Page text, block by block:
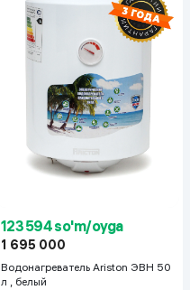
123 594 so'm/oyga
1 695 000
Водонагреватель Ariston ЭВН 50
л , белый